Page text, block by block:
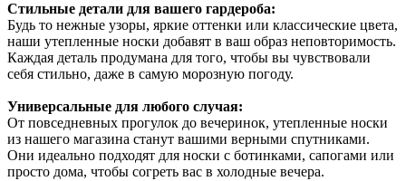
Стильные детали для вашего гардероба:
Будь то нежные узоры, яркие оттенки или классические цвета,
наши утепленные носки добавят в ваш образ неповторимость.
Каждая деталь продумана для того, чтобы вы чувствовали
себя стильно, даже в самую морозную погоду.
Универсальные для любого случая:
От повседневных прогулок до вечеринок, утепленные носки
из нашего магазина станут вашими верными спутниками.
Они идеально подходят для носки с ботинками, сапогами или
просто дома, чтобы согреть вас в холодные вечера.